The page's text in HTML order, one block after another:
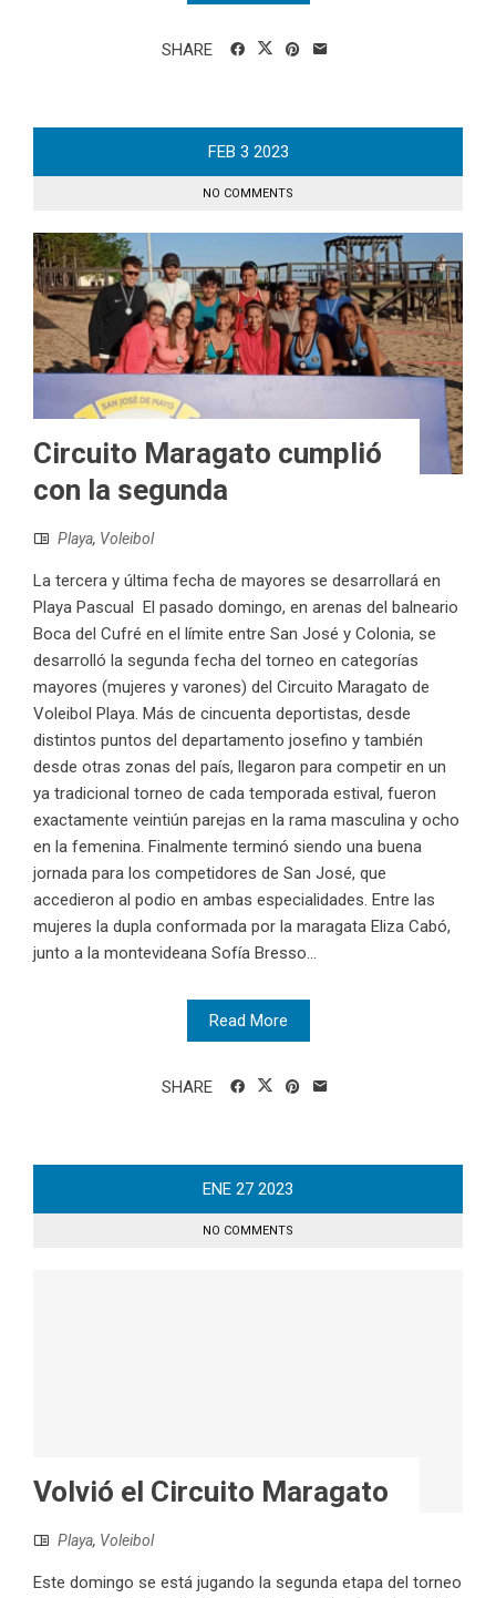
SHARE
FEB 3 2023
NO COMMENTS
Circuito Maragato cumplió
con la segunda
Playa, Voleibol
La tercera y última fecha de mayores se desarrollará en
Playa Pascual El pasado domingo, en arenas del balneario
Boca del Cufré en el límite entre San José y Colonia, se
desarrolló la segunda fecha del torneo en categorías
mayores (mujeres y varones) del Circuito Maragato de
Voleibol Playa. Más de cincuenta deportistas, desde
distintos puntos del departamento josefino y también
desde otras zonas del país, llegaron para competir en un
ya tradicional torneo de cada temporada estival, fueron
exactamente veintiún parejas en la rama masculina y ocho
en la femenina. Finalmente terminó siendo una buena
jornada para los competidores de San José, que
accedieron al podio en ambas especialidades. Entre las
mujeres la dupla conformada por la maragata Eliza Cabó,
junto a la montevideana Sofía Bresso...
Read More
SHARE
ENE 27 2023
NO COMMENTS
Volvió el Circuito Maragato
Playa, Voleibol
Este domingo se está jugando la segunda etapa del torneo